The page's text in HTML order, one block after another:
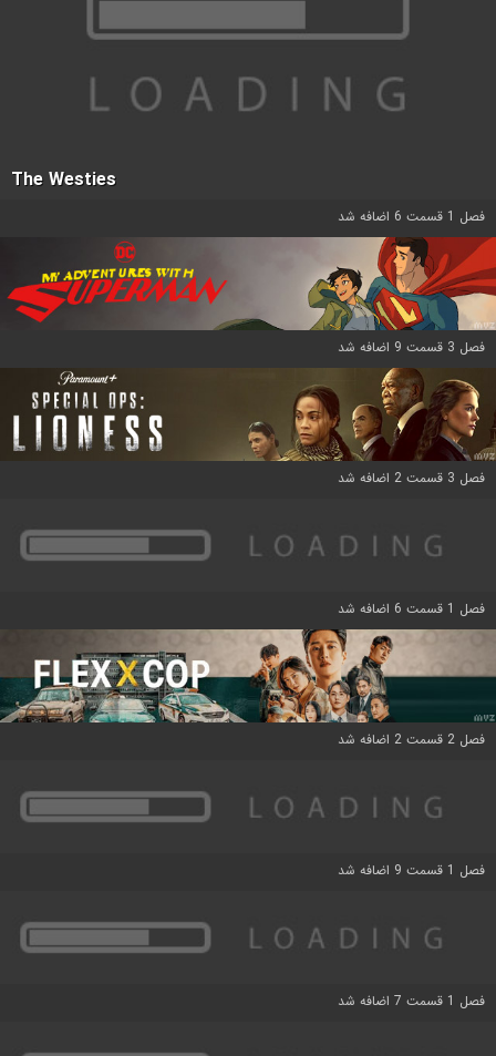
The Westies
فصل 1 قسمت 6 اضافه شد
فصل 3 قسمت 9 اضافه شد
فصل 3 قسمت 2 اضافه شد
فصل 1 قسمت 6 اضافه شد
فصل 2 قسمت 2 اضافه شد
فصل 1 قسمت 9 اضافه شد
فصل 1 قسمت 7 اضافه شد